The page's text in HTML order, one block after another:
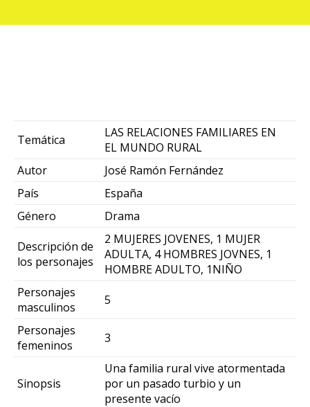
Temática
LAS RELACIONES FAMILIARES EN
EL MUNDO RURAL
Autor
José Ramón Fernández
País
España
Género
Drama
Descripción de
los personajes
2 MUJERES JOVENES, 1 MUJER
ADULTA, 4 HOMBRES JOVNES, 1
HOMBRE ADULTO, 1NIÑO
Personajes
masculinos
5
Personajes
femeninos
3
Sinopsis
Una familia rural vive atormentada
por un pasado turbio y un
presente vacío